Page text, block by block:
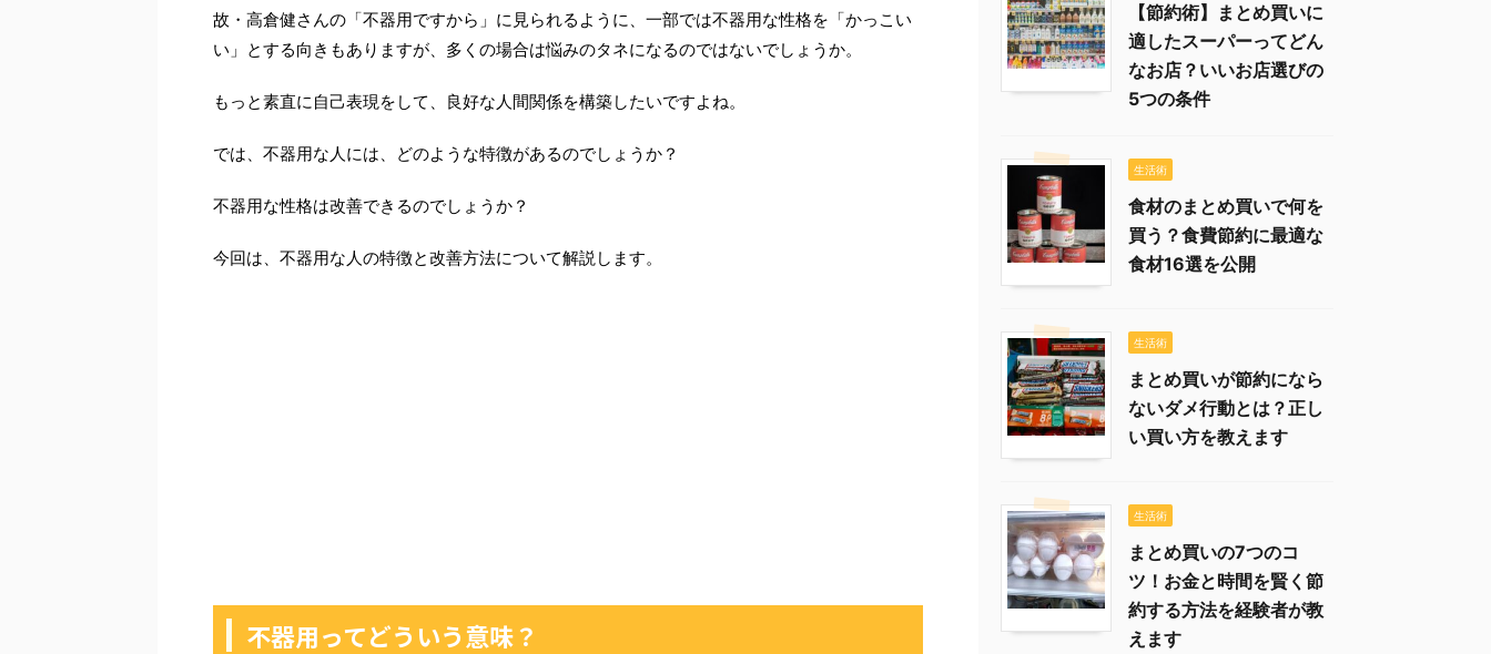
故・高倉健さんの「不器用ですから」に見られるように、一部では不器用な性格を「かっこい
い」とする向きもありますが、多くの場合は悩みのタネになるのではないでしょうか。
もっと素直に自己表現をして、良好な人間関係を構築したいですよね。
では、不器用な人には、どのような特徴があるのでしょうか？
不器用な性格は改善できるのでしょうか？
今回は、不器用な人の特徴と改善方法について解説します。
不器用ってどういう意味？
【節約術】まとめ買いに
適したスーパーってどん
なお店？いいお店選びの
5つの条件
生活術
食材のまとめ買いで何を
買う？食費節約に最適な
食材16選を公開
生活術
まとめ買いが節約になら
ないダメ行動とは？正し
い買い方を教えます
生活術
まとめ買いの7つのコ
ツ！お金と時間を賢く節
約する方法を経験者が教
えます